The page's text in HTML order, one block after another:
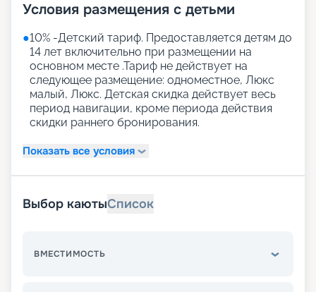
Условия размещения с детьми
●10% -Детский тариф. Предоставляется детям до
14 лет включительно при размещении на
основном месте .Тариф не действует на
следующее размещение: одноместное, Люкс
малый, Люкс. Детская скидка действует весь
период навигации, кроме периода действия
скидки раннего бронирования.
Показать все условия
Выбор каютыСписок
ВМЕСТИМОСТЬ